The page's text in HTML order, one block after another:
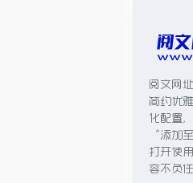
阅文网
简约优
化配置
“添加
打开使
容不负